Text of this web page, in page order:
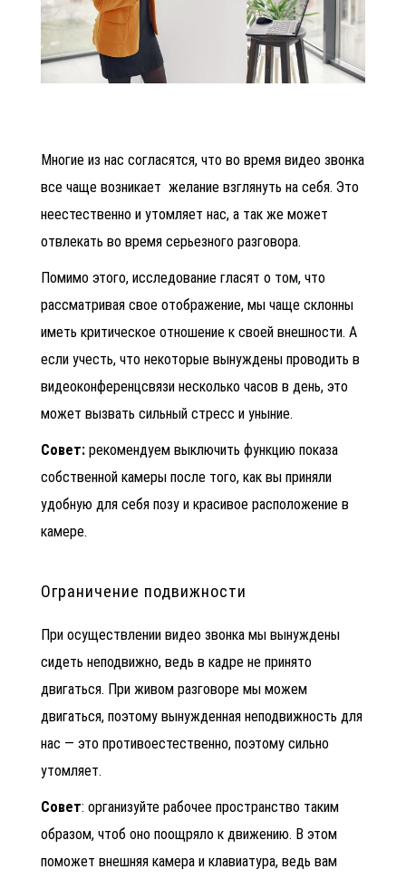
Многие из нас согласятся, что во время видео звонка
все чаще возникает желание взглянуть на себя. Это
неестественно и утомляет нас, а так же может
отвлекать во время серьезного разговора.
Помимо этого, исследование гласят о том, что
рассматривая свое отображение, мы чаще склонны
иметь критическое отношение к своей внешности. А
если учесть, что некоторые вынуждены проводить в
видеоконференцсвязи несколько часов в день, это
может вызвать сильный стресс и уныние.
Совет: рекомендуем выключить функцию показа
собственной камеры после того, как вы приняли
удобную для себя позу и красивое расположение в
камере.
Ограничение подвижности
При осуществлении видео звонка мы вынуждены
сидеть неподвижно, ведь в кадре не принято
двигаться. При живом разговоре мы можем
двигаться, поэтому вынужденная неподвижность для
нас — это противоестественно, поэтому сильно
утомляет.
Совет: организуйте рабочее пространство таким
образом, чтоб оно поощряло к движению. В этом
поможет внешняя камера и клавиатура, ведь вам